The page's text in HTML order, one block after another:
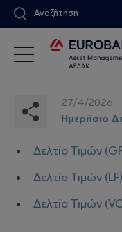
Αναζήτηση
27/4/2026
Ημερήσιο
Δελτίο Τιμών
Δελτίο Τιμών
Δελτίο Τιμών